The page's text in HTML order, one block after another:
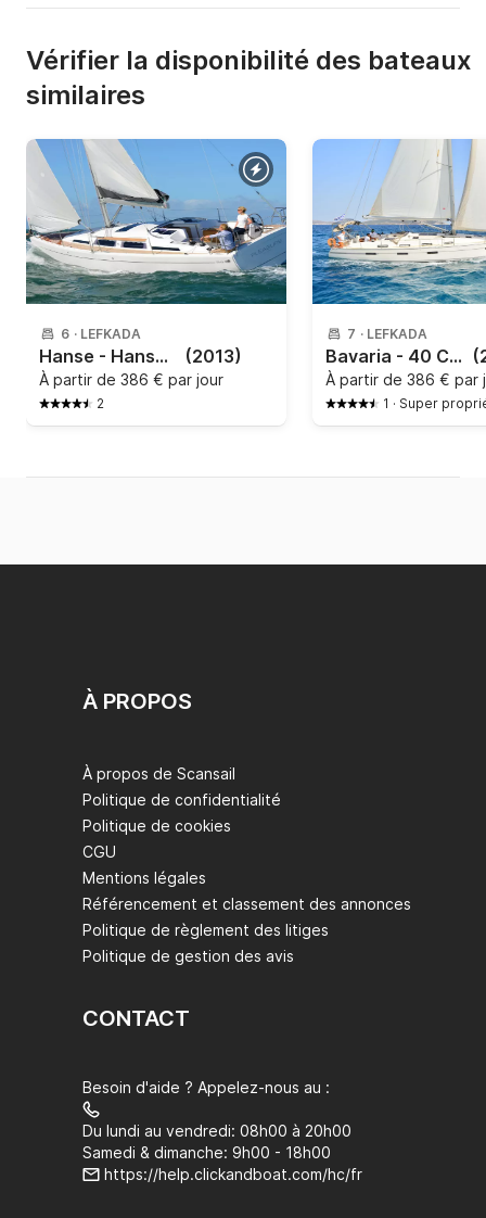
Vérifier la disponibilité des bateaux
similaires
6 · LEFKADA
Hanse - Hanse 345 (2013)
À partir de 386 € par jour
2
7 · LEFKADA
Bavaria - 40 Cruiser
À partir de 386 € par
1 · Super
À PROPOS
À propos de Scansail
Politique de confidentialité
Politique de cookies
CGU
Mentions légales
Référencement et classement des annonces
Politique de règlement des litiges
Politique de gestion des avis
CONTACT
Besoin d'aide ? Appelez-nous au :
Du lundi au vendredi: 08h00 à 20h00
Samedi & dimanche: 9h00 - 18h00
https://help.clickandboat.com/hc/fr